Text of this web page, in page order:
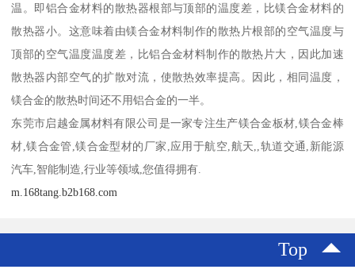
温。即铝合金材料的散热器根部与顶部的温度差，比镁合金材料的
散热器小。这意味着由镁合金材料制作的散热片根部的空气温度与
顶部的空气温度温度差，比铝合金材料制作的散热片大，因此加速
散热器内部空气的扩散对流，使散热效率提高。因此，相同温度，
镁合金的散热时间还不用铝合金的一半。
东莞市启越金属材料有限公司是一家专注生产镁合金板材,镁合金棒
材,镁合金管,镁合金型材的厂家,应用于航空,航天,,轨道交通,新能源
汽车,智能制造,行业等领域,您值得拥有.
m.168tang.b2b168.com
Top